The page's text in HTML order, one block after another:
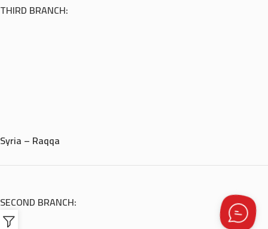
THIRD BRANCH:
Syria – Raqqa
SECOND BRANCH: